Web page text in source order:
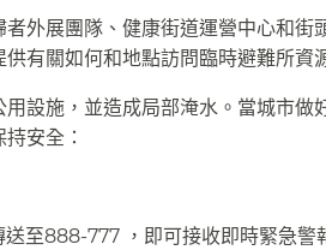
外展團隊、健康街道運營中心和
有關如何和地點訪問臨時避難所資
設施，並造成局部淹水。當城市
安全：​​
至888-777 ，即可接收即時緊急警